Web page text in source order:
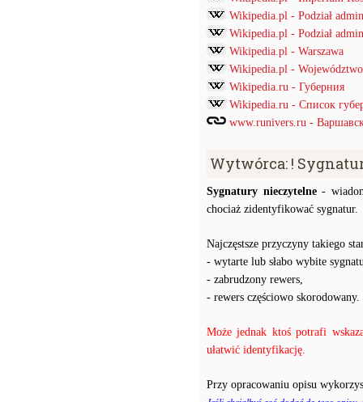
Wikipedia.pl - Podział
Wikipedia.pl - Podział
Wikipedia.pl - Warszawa
Wikipedia.pl -
Wikipedia.ru - Губерния
Wikipedia.ru - Список
www.runivers.ru -
Wytwórca: !
Sygnatury nieczytelne-
chociaż zidentyfikować sygnatur.
Najczęstsze przyczyny takiego
- wytarte lub słabo wybite
- zabrudzony rewers,
- rewers częściowo skorodowany.
Może jednak ktoś potrafi
ułatwić identyfikację.
Przy opracowaniu opisu